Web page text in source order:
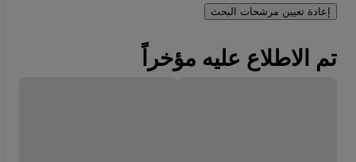
إعادة تعيين مرشحات البحث
تم الاطلاع عليه مؤخراً